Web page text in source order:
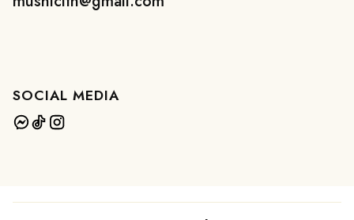
SOCIAL MEDIA